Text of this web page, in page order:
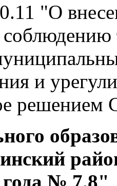
"О
и
решением
года № 7.8"